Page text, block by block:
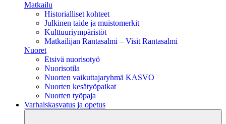
Matkailu
Historialliset kohteet
Julkinen taide ja muistomerkit
Kulttuuriympäristöt
Matkailijan Rantasalmi – Visit Rantasalmi
Nuoret
Etsivä nuorisotyö
Nuorisotila
Nuorten vaikuttajaryhmä KASVO
Nuorten kesätyöpaikat
Nuorten työpaja
Varhaiskasvatus ja opetus